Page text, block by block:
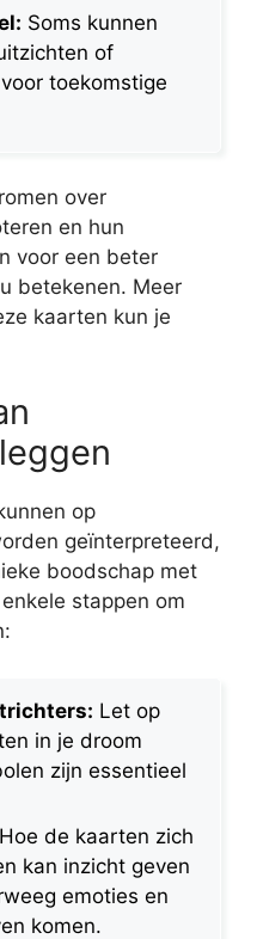
Soms kunnen
of
toekomstige
over
en hun
voor een beter
betekenen. Meer
kaarten kun je
op
geïnterpreteerd,
boodschap met
stappen om
Let op
in je droom
zijn essentieel
Hoe de kaarten zich
kan inzicht geven
emoties en
komen.